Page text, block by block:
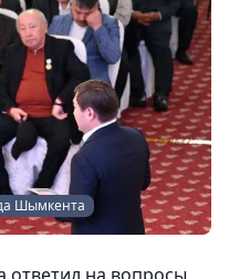
Шымкента
ответил на вопросы